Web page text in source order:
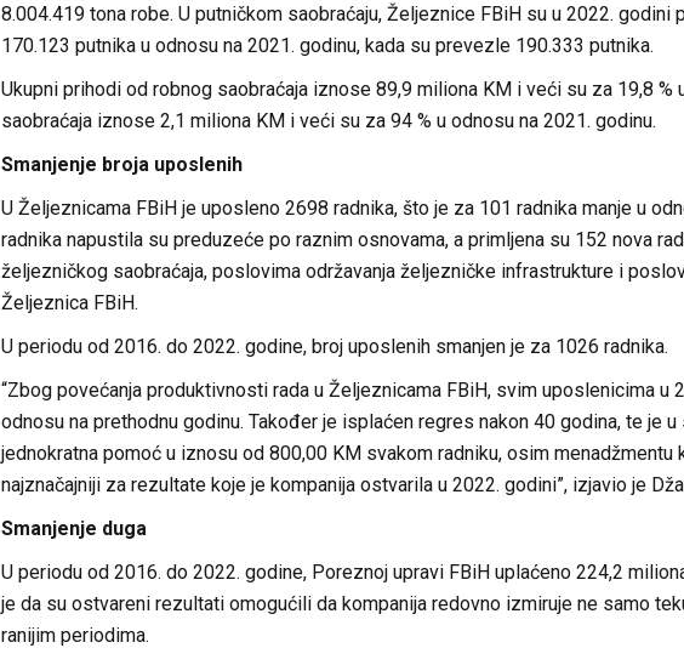
8.004.419 tona robe. U putničkom saobraćaju, Željeznice FBiH su u 2022.
170.123 putnika u odnosu na 2021. godinu, kada su prevezle 190.333 putnika.
Ukupni prihodi od robnog saobraćaja iznose 89,9 miliona KM i veći su za 19,8
saobraćaja iznose 2,1 miliona KM i veći su za 94 % u odnosu na 2021. godinu.
Smanjenje broja uposlenih
U Željeznicama FBiH je uposleno 2698 radnika, što je za 101 radnika manje u
radnika napustila su preduzeće po raznim osnovama, a primljena su 152 nova
željezničkog saobraćaja, poslovima održavanja željezničke infrastrukture i
Željeznica FBiH.
U periodu od 2016. do 2022. godine, broj uposlenih smanjen je za 1026 radnika.
“Zbog povećanja produktivnosti rada u Željeznicama FBiH, svim uposlenicima u
odnosu na prethodnu godinu. Također je isplaćen regres nakon 40 godina, te je
jednokratna pomoć u iznosu od 800,00 KM svakom radniku, osim menadžmentu
najznačajniji za rezultate koje je kompanija ostvarila u 2022. godini”, izjavio je
Smanjenje duga
U periodu od 2016. do 2022. godine, Poreznoj upravi FBiH uplaćeno 224,2
je da su ostvareni rezultati omogućili da kompanija redovno izmiruje ne samo
ranijim periodima.